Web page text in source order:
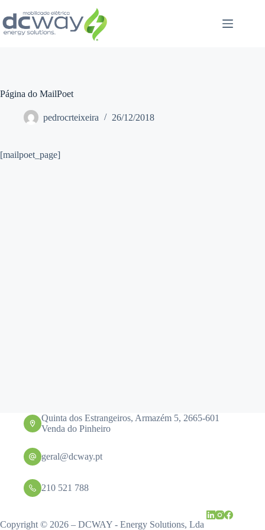
para
o
conteúdo
Página do MailPoet
pedrocrteixeira 26/12/2018
[mailpoet_page]
Quinta dos Estrangeiros, Armazém 5, 2665-601
Venda do Pinheiro
geral@dcway.pt
210 521 788
Copyright © 2026 – DCWAY - Energy Solutions, Lda